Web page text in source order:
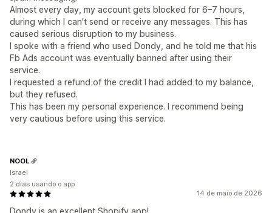
Almost every day, my account gets blocked for 6–7 hours,
during which I can't send or receive any messages. This has
caused serious disruption to my business.
I spoke with a friend who used Dondy, and he told me that his
Fb Ads account was eventually banned after using their
service.
I requested a refund of the credit I had added to my balance,
but they refused.
This has been my personal experience. I recommend being
very cautious before using this service.
14 de maio de 2026
Dondy is an excellent Shopify app!
NOOL
Israel
2 dias usando o app